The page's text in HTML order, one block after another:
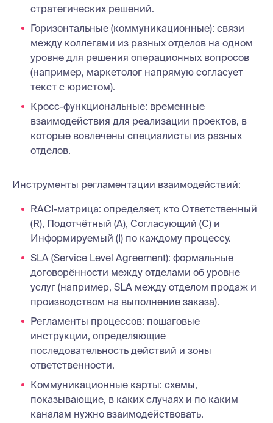
стратегических решений.
Горизонтальные (коммуникационные): связи
между коллегами из разных отделов на одном
уровне для решения операционных вопросов
(например, маркетолог напрямую согласует
текст с юристом).
Кросс-функциональные: временные
взаимодействия для реализации проектов, в
которые вовлечены специалисты из разных
отделов.
Инструменты регламентации взаимодействий:
RACI-матрица: определяет, кто Ответственный
(R), Подотчётный (A), Согласующий (C) и
Информируемый (I) по каждому процессу.
SLA (Service Level Agreement): формальные
договорённости между отделами об уровне
услуг (например, SLA между отделом продаж и
производством на выполнение заказа).
Регламенты процессов: пошаговые
инструкции, определяющие
последовательность действий и зоны
ответственности.
Коммуникационные карты: схемы,
показывающие, в каких случаях и по каким
каналам нужно взаимодействовать.